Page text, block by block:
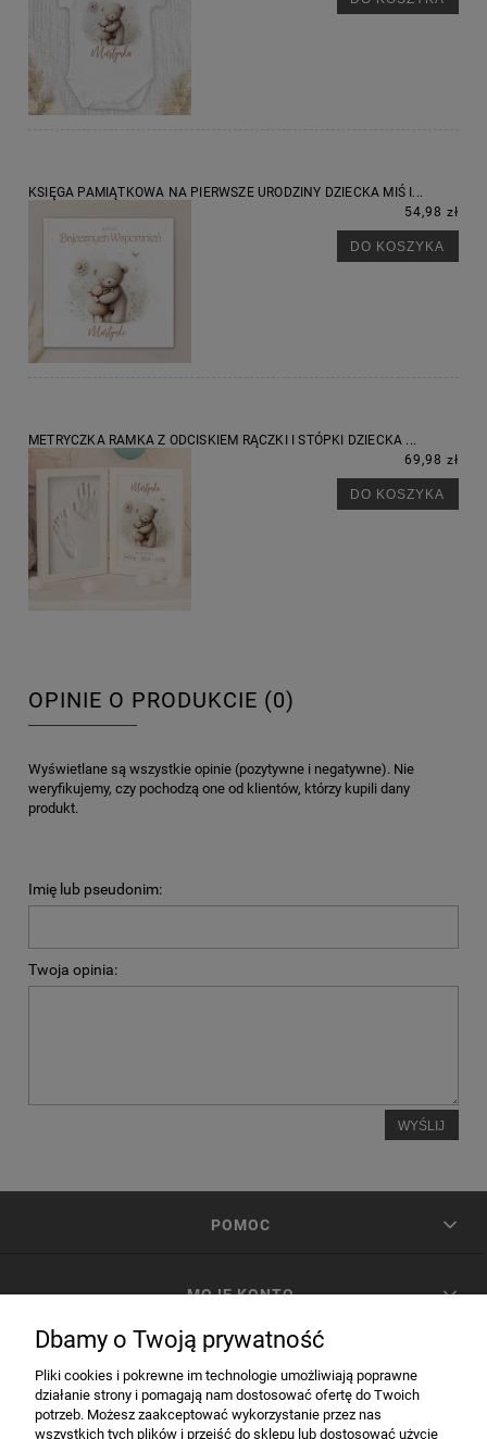
KSIĘGA PAMIĄTKOWA NA PIERWSZE URODZINY DZIECKA MIŚ I...
54,98 zł
DO KOSZYKA
METRYCZKA RAMKA Z ODCISKIEM RĄCZKI I STÓPKI DZIECKA ...
69,98 zł
DO KOSZYKA
OPINIE O PRODUKCIE (0)
Wyświetlane są wszystkie opinie (pozytywne i negatywne). Nie
weryfikujemy, czy pochodzą one od klientów, którzy kupili dany
produkt.
Imię lub pseudonim:
Twoja opinia:
WYŚLIJ
POMOC
MOJE KONTO
INFORMACJE
Dbamy o Twoją prywatność
Pliki cookies i pokrewne im technologie umożliwiają poprawne
działanie strony i pomagają nam dostosować ofertę do Twoich
potrzeb. Możesz zaakceptować wykorzystanie przez nas
wszystkich tych plików i przejść do sklepu lub dostosować użycie